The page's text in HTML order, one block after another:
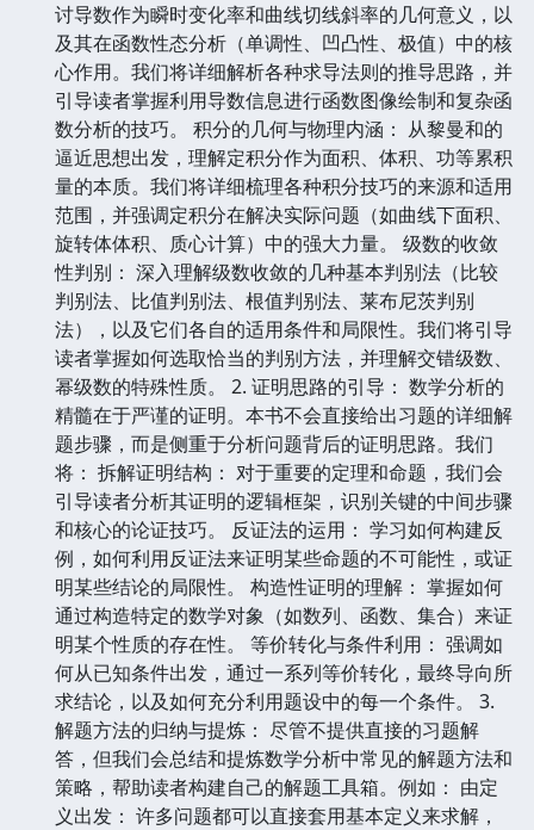
讨导数作为瞬时变化率和曲线切线斜率的几何意义，以
及其在函数性态分析（单调性、凹凸性、极值）中的核
心作用。我们将详细解析各种求导法则的推导思路，并
引导读者掌握利用导数信息进行函数图像绘制和复杂函
数分析的技巧。 积分的几何与物理内涵： 从黎曼和的
逼近思想出发，理解定积分作为面积、体积、功等累积
量的本质。我们将详细梳理各种积分技巧的来源和适用
范围，并强调定积分在解决实际问题（如曲线下面积、
旋转体体积、质心计算）中的强大力量。 级数的收敛
性判别： 深入理解级数收敛的几种基本判别法（比较
判别法、比值判别法、根值判别法、莱布尼茨判别
法），以及它们各自的适用条件和局限性。我们将引导
读者掌握如何选取恰当的判别方法，并理解交错级数、
幂级数的特殊性质。 2. 证明思路的引导： 数学分析的
精髓在于严谨的证明。本书不会直接给出习题的详细解
题步骤，而是侧重于分析问题背后的证明思路。我们
将： 拆解证明结构： 对于重要的定理和命题，我们会
引导读者分析其证明的逻辑框架，识别关键的中间步骤
和核心的论证技巧。 反证法的运用： 学习如何构建反
例，如何利用反证法来证明某些命题的不可能性，或证
明某些结论的局限性。 构造性证明的理解： 掌握如何
通过构造特定的数学对象（如数列、函数、集合）来证
明某个性质的存在性。 等价转化与条件利用： 强调如
何从已知条件出发，通过一系列等价转化，最终导向所
求结论，以及如何充分利用题设中的每一个条件。 3.
解题方法的归纳与提炼： 尽管不提供直接的习题解
答，但我们会总结和提炼数学分析中常见的解题方法和
策略，帮助读者构建自己的解题工具箱。例如： 由定
义出发： 许多问题都可以直接套用基本定义来求解，